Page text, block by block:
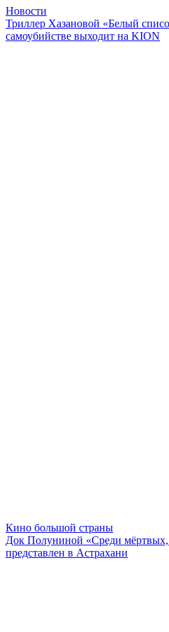
Новости
Триллер Хазановой «Белый
самоубийстве выходит на KION
Кино большой страны
Док Полуниной «Среди
представлен в Астрахани